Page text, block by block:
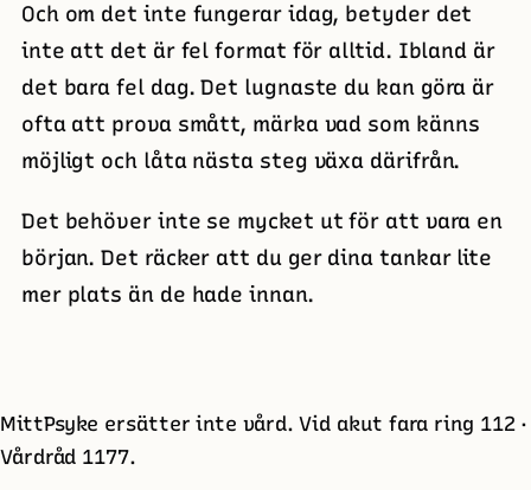
Och om det inte fungerar idag, betyder det
inte att det är fel format för alltid. Ibland är
det bara fel dag. Det lugnaste du kan göra är
ofta att prova smått, märka vad som känns
möjligt och låta nästa steg växa därifrån.
Det behöver inte se mycket ut för att vara en
början. Det räcker att du ger dina tankar lite
mer plats än de hade innan.
MittPsyke ersätter inte vård. Vid akut fara ring 112 ·
Vårdråd 1177.